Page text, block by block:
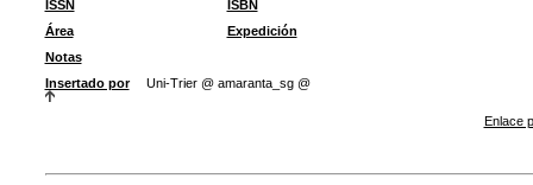
ISSN
ISBN
Área
Expedición
Notas
Insertado por
Uni-Trier @ amaranta_sg @
Enlace